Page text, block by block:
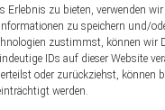
Erlebnis zu bieten, verwenden wir
zu speichern und/
zustimmst, können wir
IDs auf dieser Website
oder zurückziehst, können
werden.
deine Crocs in
Wasser.
extrem hohe oder